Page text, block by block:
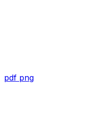
pdf png